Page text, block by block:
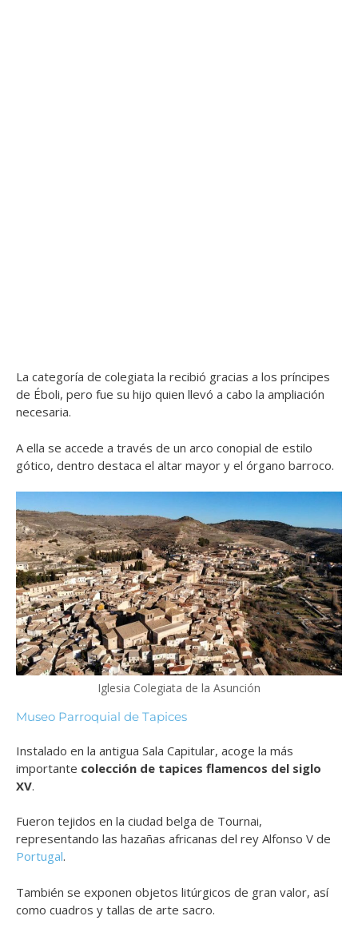
La categoría de colegiata la recibió gracias a los príncipes
de Éboli, pero fue su hijo quien llevó a cabo la ampliación
necesaria.
A ella se accede a través de un arco conopial de estilo
gótico, dentro destaca el altar mayor y el órgano barroco.
Iglesia Colegiata de la Asunción
Museo Parroquial de Tapices
Instalado en la antigua Sala Capitular, acoge la más
importante colección de tapices flamencos del siglo
XV.
Fueron tejidos en la ciudad belga de Tournai,
representando las hazañas africanas del rey Alfonso V de
Portugal.
También se exponen objetos litúrgicos de gran valor, así
como cuadros y tallas de arte sacro.